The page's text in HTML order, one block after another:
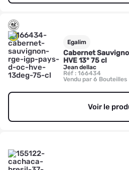
Egalim
Cabernet
HVE 13° 75 cl
Jean dellac
Réf : 166434
Vendu par 6 Bouteilles
Voir le